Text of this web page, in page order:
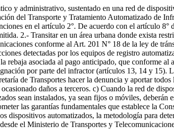
y administrativo, sustentado en una red de
del Transporte y Tratamiento Automatizado de
en el artículo 2°. De acuerdo con el artículo 8°
2.- Transitar en un área urbana donde exista
conforme al Art. 201 N° 18 de la ley de
detectadas por los equipos de registro
rebaja asociada al pago anticipado, que conforme al
por parte del infractor (artículos 13, 14 y 15).
de Transportes hacer la denuncia y aportar todos
daños a terceros. c) Cuando la red de
sean instalados, ya sean fijos o móviles, deberán
las garantías fundamentales que establece la
dispositivos automatizados, la metodología para
el Ministerio de Transportes y